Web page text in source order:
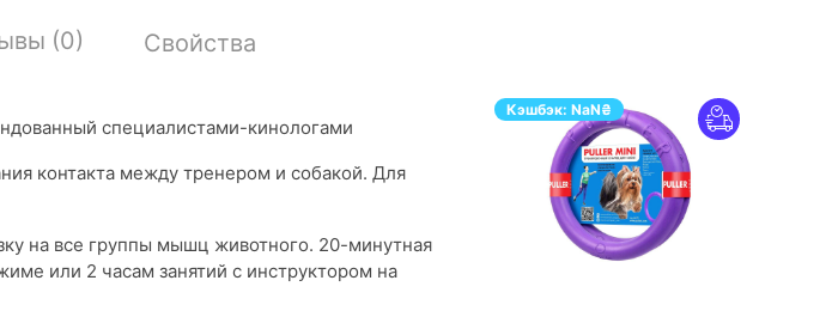
(0) Свойства
специалистами-кинологами
контакта между тренером и собакой. Для
на все группы мышц животного. 20-минутная
или 2 часам занятий с инструктором на
Кэшбэк: NaN₴